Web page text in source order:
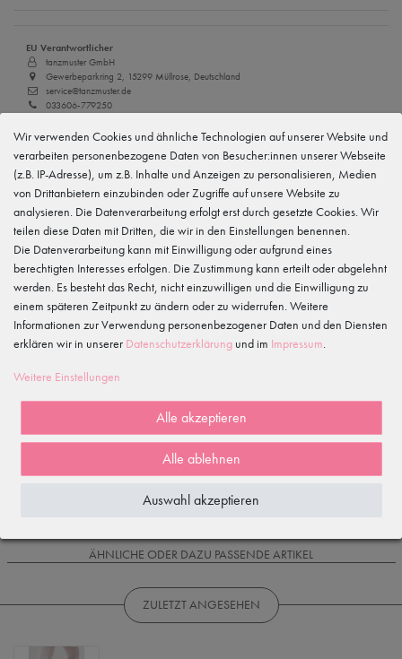
EU Verantwortlicher
tanzmuster GmbH
Gewerbeparkring 2, 15299 Müllrose, Deutschland
service@tanzmuster.de
033606-779250
Hersteller
tanzmuster
Gewerbeparkring 2, 15299 Müllrose, Deutschland
service@tanzmuster.de
033606-779250
Merkmale
Kundenrezensionen ()
5
3
2
Rezensionen werden geladen...
WIRD OFT GEKAUFT MIT...
ÄHNLICHE ODER DAZU PASSENDE ARTIKEL
ZULETZT ANGESEHEN
Wir verwenden Cookies und ähnliche Technologien auf unserer Website und
verarbeiten personenbezogene Daten von Besucher:innen unserer Webseite
(z.B. IP-Adresse), um z.B. Inhalte und Anzeigen zu personalisieren, Medien
von Drittanbietern einzubinden oder Zugriffe auf unsere Website zu
analysieren. Die Datenverarbeitung erfolgt erst durch gesetzte Cookies. Wir
teilen diese Daten mit Dritten, die wir in den Einstellungen benennen.
Die Datenverarbeitung kann mit Einwilligung oder aufgrund eines
berechtigten Interesses erfolgen. Die Zustimmung kann erteilt oder abgelehnt
werden. Es besteht das Recht, nicht einzuwilligen und die Einwilligung zu
einem späteren Zeitpunkt zu ändern oder zu widerrufen. Weitere
Informationen zur Verwendung personenbezogener Daten und den Diensten
erklären wir in unserer Daten­schutz­erklärung und im Impressum
Weitere Einstellungen
Alle akzeptieren
Alle ablehnen
Auswahl akzeptieren